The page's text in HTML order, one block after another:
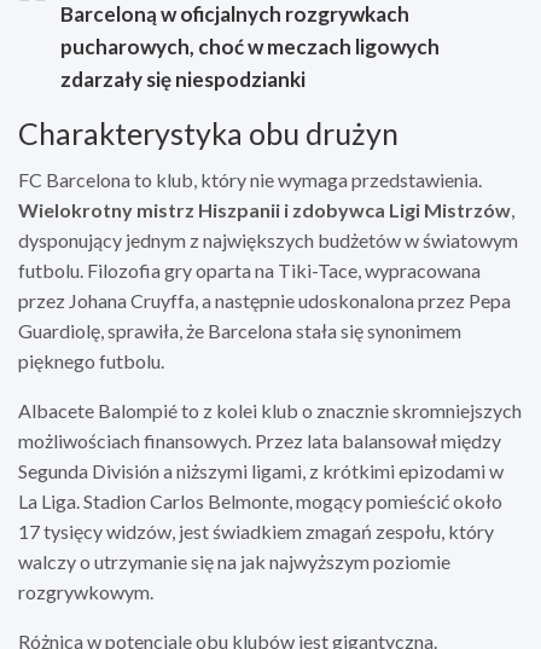
Barceloną w oficjalnych rozgrywkach
pucharowych, choć w meczach ligowych
zdarzały się niespodzianki
Charakterystyka obu drużyn
FC Barcelona to klub, który nie wymaga przedstawienia.
Wielokrotny mistrz Hiszpanii i zdobywca Ligi Mistrzów,
dysponujący jednym z największych budżetów w światowym
futbolu. Filozofia gry oparta na Tiki-Tace, wypracowana
przez Johana Cruyffa, a następnie udoskonalona przez Pepa
Guardiolę, sprawiła, że Barcelona stała się synonimem
pięknego futbolu.
Albacete Balompié to z kolei klub o znacznie skromniejszych
możliwościach finansowych. Przez lata balansował między
Segunda División a niższymi ligami, z krótkimi epizodami w
La Liga. Stadion Carlos Belmonte, mogący pomieścić około
17 tysięcy widzów, jest świadkiem zmagań zespołu, który
walczy o utrzymanie się na jak najwyższym poziomie
rozgrywkowym.
Różnica w potencjale obu klubów jest gigantyczna.